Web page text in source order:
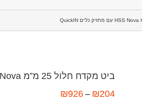
ביט מקדח חלול 25 מ”מ HSS Nova עם מחזיק כלים QuickIN
₪204
–
₪926